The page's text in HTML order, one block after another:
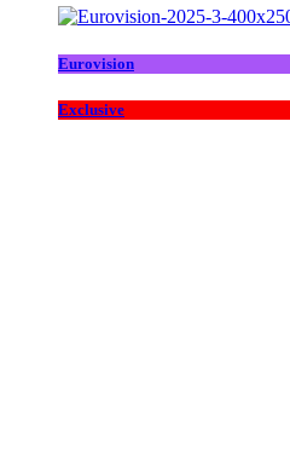
Eurovision
Exclusive